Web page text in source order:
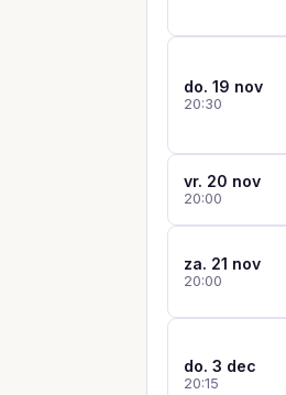
do. 19 nov
20:30
vr. 20 nov
20:00
za. 21 nov
20:00
do. 3 dec
20:15